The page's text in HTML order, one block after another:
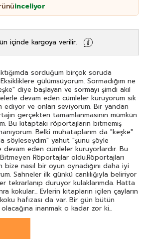
inceliyor
içinde kargoya verilir.
sorduğum birçok soruda
gülümsüyorum. Sormadığım ne
diye başlayan ve sormayı şimdi akıl
devam eden cümleler kuruyorum sık
ediyor ve onları seviyorum. Bir yandan
gerçekten tamamlanmasının mümkün
Bu kitaptaki röportajların bitmemiş
Belki muhataplarım da "keşke"
söyleseydim" yahut "şunu şöyle
eden cümleler kuruyorlardır. Bu
Röportajlar oldu.Röportajları
bize nasıl bir oyun oynadığını daha iyi
Sahneler ilk günkü canlılığıyla beliriyor
tekrarlanıp duruyor kulaklarımda. Hatta
kokular... Evlerin kitapların içilen çayların
hafızası da var. Bir gün bütün
inanmak o kadar zor ki...